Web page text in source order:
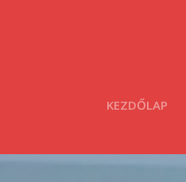
KEZDŐLAP